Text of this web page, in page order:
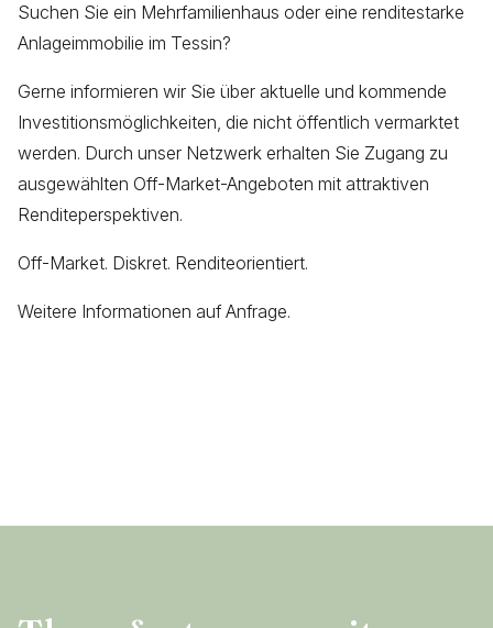
Suchen Sie ein Mehrfamilienhaus oder eine renditestarke
Anlageimmobilie im Tessin?
Gerne informieren wir Sie über aktuelle und kommende
Investitionsmöglichkeiten, die nicht öffentlich vermarktet
werden. Durch unser Netzwerk erhalten Sie Zugang zu
ausgewählten Off-Market-Angeboten mit attraktiven
Renditeperspektiven.
Off-Market. Diskret. Renditeorientiert.
Weitere Informationen auf Anfrage.